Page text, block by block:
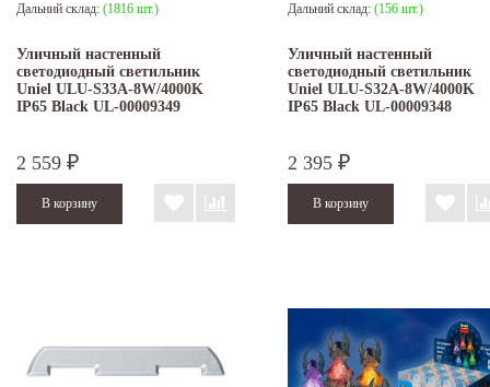
Дальний склад: (1816 шт.)
Уличный настенный
светодиодный светильник
Uniel ULU-S33A-8W/4000K
IP65 Black UL-00009349
2 559 ₽
Дальний склад: (156 шт.)
Уличный настенный
светодиодный светильник
Uniel ULU-S32A-8W/4000K
IP65 Black UL-00009348
2 395 ₽